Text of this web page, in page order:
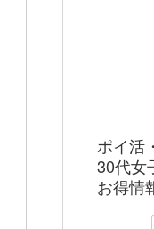
ポイ活
30代女
お得情